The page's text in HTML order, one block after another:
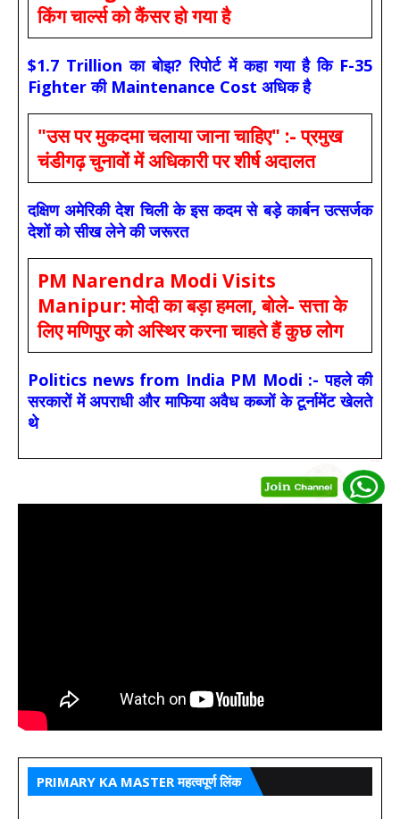
किंग चार्ल्स को कैंसर हो गया है
$1.7 Trillion का बोझ? रिपोर्ट में कहा गया है कि F-35
Fighter की Maintenance Cost अधिक है
"उस पर मुकदमा चलाया जाना चाहिए" :- प्रमुख
चंडीगढ़ चुनावों में अधिकारी पर शीर्ष अदालत
दक्षिण अमेरिकी देश चिली के इस कदम से बड़े कार्बन उत्सर्जक
देशों को सीख लेने की जरूरत
PM Narendra Modi Visits
Manipur: मोदी का बड़ा हमला, बोले- सत्ता के
लिए मणिपुर को अस्थिर करना चाहते हैं कुछ लोग
Politics news from India PM Modi :- पहले की
सरकारों में अपराधी और माफिया अवैध कब्जों के टूर्नामेंट खेलते
थे
PRIMARY KA MASTER महत्वपूर्ण लिंक